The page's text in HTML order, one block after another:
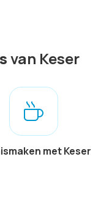
van Keser
met Keser